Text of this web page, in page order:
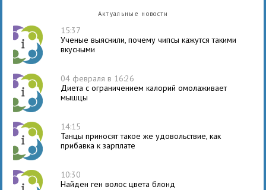
Актуальные новости
15:37
Ученые выяснили, почему чипсы кажутся такими
вкусными
04 февраля в 16:26
Диета с ограничением калорий омолаживает
мышцы
14:15
Танцы приносят такое же удовольствие, как
прибавка к зарплате
10:30
Найден ген волос цвета блонд